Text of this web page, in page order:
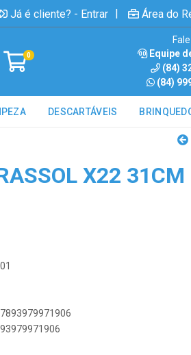
Já é cliente? - Entrar | Área do
0
Equipe
(84)
(84)
DESCARTÁVEIS
X22 31CM